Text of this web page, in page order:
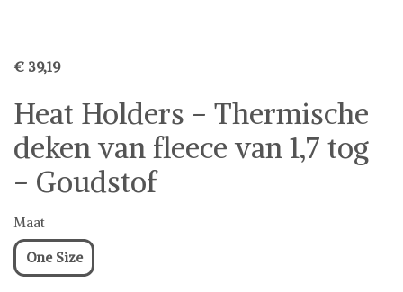
€ 39,19
Heat Holders - Thermische
deken van fleece van 1,7 tog
- Goudstof
Maat
One Size